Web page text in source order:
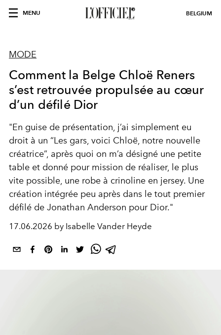
MENU BELGIUM
MODE
Comment la Belge Chloë Reners
s’est retrouvée propulsée au cœur
d’un défilé Dior
"En guise de présentation, j’ai simplement eu
droit à un “Les gars, voici Chloë, notre nouvelle
créatrice”, après quoi on m’a désigné une petite
table et donné pour mission de réaliser, le plus
vite possible, une robe à crinoline en jersey. Une
création intégrée peu après dans le tout premier
défilé de Jonathan Anderson pour Dior."
17.06.2026 by Isabelle Vander Heyde